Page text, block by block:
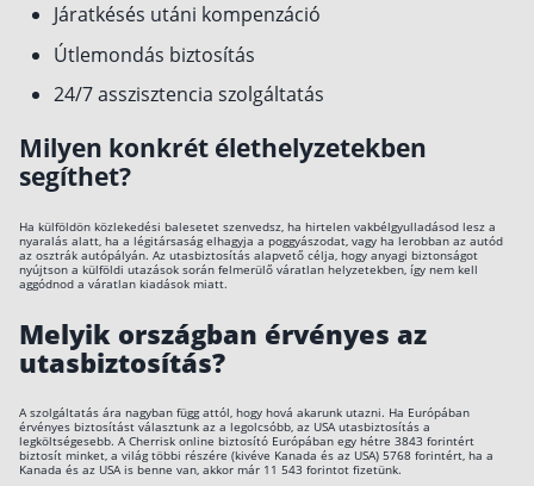
Blog
Vagyonbiztosítások
Casco
Utasbiztosítás
Lakásbiztosítás: válaszok az 50 leggyakoribb
kérdésre
Járatkésés utáni kompenzáció
Útlemondás biztosítás
24/7 asszisztencia szolgáltatás
Milyen konkrét élethelyzetekben
segíthet?
Ha külföldön közlekedési balesetet szenvedsz, ha hirtelen vakbélgyulladásod lesz a
nyaralás alatt, ha a légitársaság elhagyja a poggyászodat, vagy ha lerobban az autód
az osztrák autópályán. Az utasbiztosítás alapvető célja, hogy anyagi biztonságot
nyújtson a külföldi utazások során felmerülő váratlan helyzetekben, így nem kell
aggódnod a váratlan kiadások miatt.
Melyik országban érvényes az
utasbiztosítás?
A szolgáltatás ára nagyban függ attól, hogy hová akarunk utazni. Ha Európában
érvényes biztosítást választunk az a legolcsóbb, az USA utasbiztosítás a
legköltségesebb. A Cherrisk online biztosító Európában egy hétre 3843 forintért
biztosít minket, a világ többi részére (kivéve Kanada és az USA) 5768 forintért, ha a
Kanada és az USA is benne van, akkor már 11 543 forintot fizetünk.